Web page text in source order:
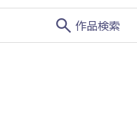
search 作品検索